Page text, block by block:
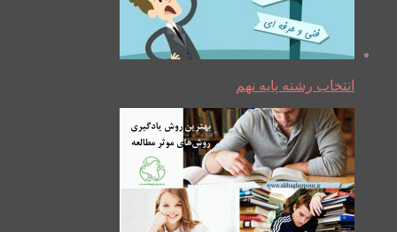
انتخاب رشته پایه نهم